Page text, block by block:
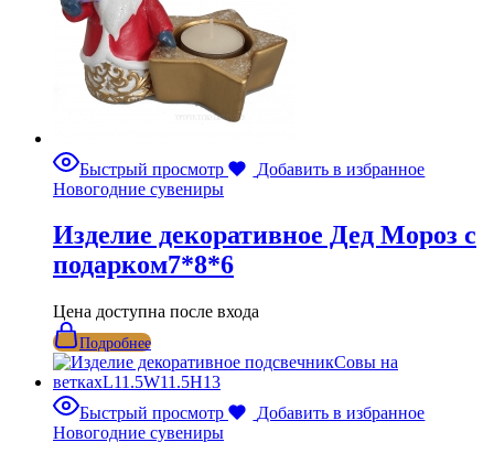
Быстрый просмотр
Добавить в избранное
Новогодние сувениры
Изделие декоративное Дед Мороз с
подарком7*8*6
Цена доступна после входа
Подробнее
Быстрый просмотр
Добавить в избранное
Новогодние сувениры